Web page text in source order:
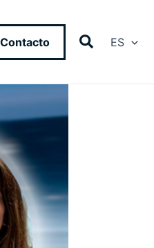
Contacto ES